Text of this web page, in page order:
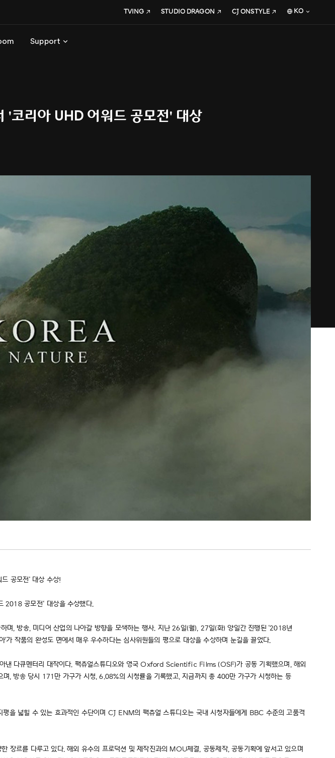
Support
TVING STUDIO DRAGON CJ ONSTYLE KO
'코리아 UHD 어워드 공모전' 대상
공모전' 대상 수상!
2018 공모전‘ 대상을 수상했다.
며, 방송, 미디어 산업의 나아갈 방향을 모색하는 행사. 지난 26일(월), 27일(화) 양일간 진행된 '2018년
작품의 완성도 면에서 매우 우수하다는 심사위원들의 평으로 대상을 수상하며 눈길을 끌었다.
낸 다큐멘터리 대작이다. 팩츄얼스튜디오와 영국 Oxford Scientific Films (OSF)가 공동 기획했으며, 해외
, 방송 당시 171만 가구가 시청, 6.08%의 시청률을 기록했고, 지금까지 총 400만 가구가 시청하는 등
을 넓힐 수 있는 효과적인 수단이며 CJ ENM의 팩츄얼 스튜디오는 국내 시청자들에게 BBC 수준의 고품격
르를 다루고 있다. 해외 유수의 프로덕션 및 제작진과의 MOU체결, 공동제작, 공동기획에 앞서고 있으며